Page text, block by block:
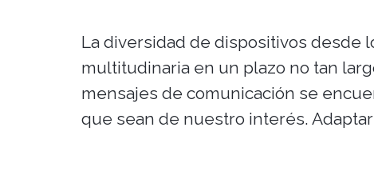
La diversidad de dispositivos desde
multitudinaria en un plazo no tan
mensajes de comunicación se
que sean de nuestro interés.